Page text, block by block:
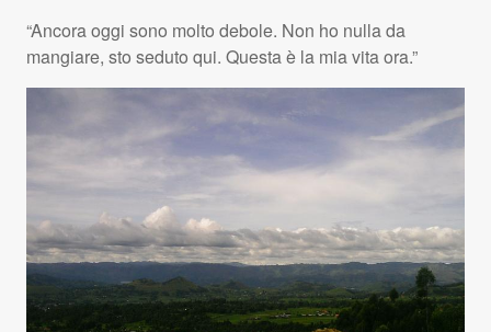
“Ancora oggi sono molto debole. Non ho nulla da
mangiare, sto seduto qui. Questa è la mia vita ora.”